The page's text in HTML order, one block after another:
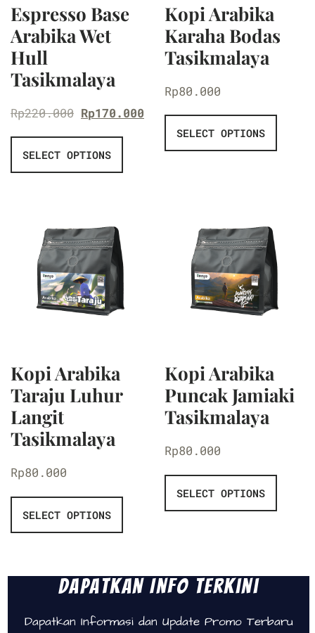
Espresso Base
Arabika Wet
Hull
Tasikmalaya
Rp220.000 Rp170.000
SELECT OPTIONS
Kopi Arabika
Karaha Bodas
Tasikmalaya
Rp80.000
SELECT OPTIONS
Kopi Arabika
Taraju Luhur
Langit
Tasikmalaya
Rp80.000
SELECT OPTIONS
Kopi Arabika
Puncak Jamiaki
Tasikmalaya
Rp80.000
SELECT OPTIONS
Dapatkan Info Terkini
Dapatkan Informasi dan Update Promo Terbaru